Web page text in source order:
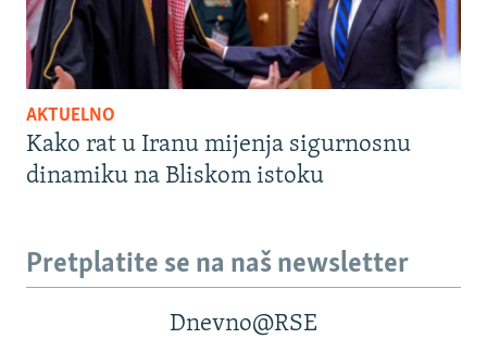
AKTUELNO
Kako rat u Iranu mijenja sigurnosnu
dinamiku na Bliskom istoku
Pretplatite se na naš newsletter
Dnevno@RSE